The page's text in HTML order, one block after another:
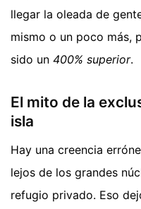
llegar la oleada de
mismo o un poco más,
sido un 400% superior.
El mito de la
isla
Hay una creencia
lejos de los grandes
refugio privado. Eso